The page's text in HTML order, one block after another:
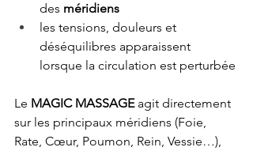
des méridiens
les tensions, douleurs et
déséquilibres apparaissent
lorsque la circulation est perturbée
Le MAGIC MASSAGE agit directement
sur les principaux méridiens (Foie,
Rate, Cœur, Poumon, Rein, Vessie…),